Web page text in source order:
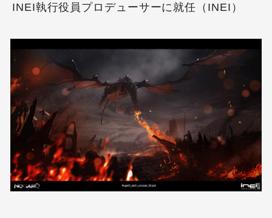
INEI執行役員プロデューサーに就任（INEI）